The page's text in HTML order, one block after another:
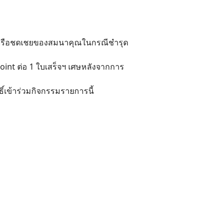
รือชดเชยของสมนาคุณในกรณีชำรุด
ต่อ 1 ใบเสร็จฯ เศษหลังจากการ
ข้าร่วมกิจกรรมรายการนี้